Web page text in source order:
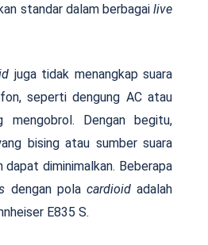
standar dalam berbagai live
juga tidak menangkap suara
seperti dengung AC atau
mengobrol. Dengan begitu,
bising atau sumber suara
dapat diminimalkan. Beberapa
dengan pola cardioidadalah
E835 S.